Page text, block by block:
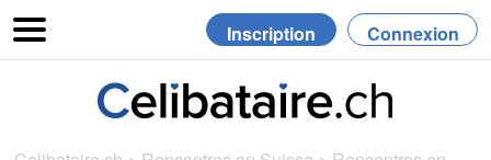
Inscription Connexion